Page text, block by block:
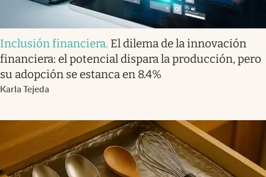
Inclusión financiera. El dilema de la innovación
financiera: el potencial dispara la producción, pero
su adopción se estanca en 8.4%
Karla Tejeda